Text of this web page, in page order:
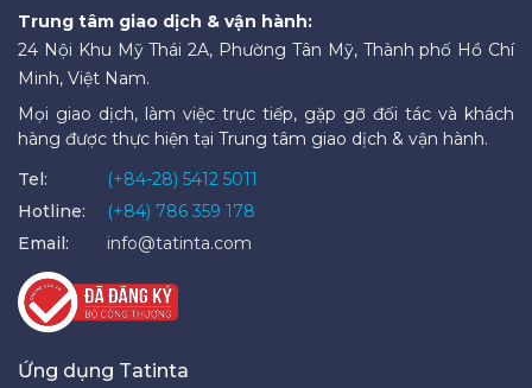
Trung tâm giao dịch & vận hành:
24 Nội Khu Mỹ Thái 2A, Phường Tân Mỹ, Thành phố Hồ Chí
Minh, Việt Nam.
Mọi giao dịch, làm việc trực tiếp, gặp gỡ đối tác và khách
hàng được thực hiện tại Trung tâm giao dịch & vận hành.
Tel:
(+84-28) 5412 5011
Hotline:
(+84) 786 359 178
Email:
info@tatinta.com
Ứng dụng Tatinta